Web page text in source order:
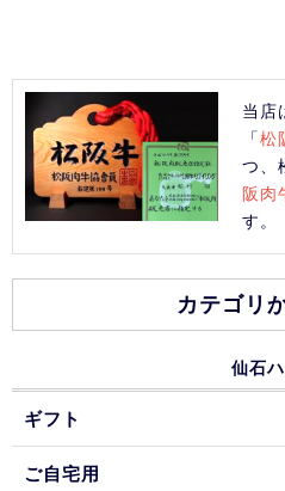
当店
「松
つ、
阪肉
す。
カテゴリ
仙石
ギフト
ご自宅用